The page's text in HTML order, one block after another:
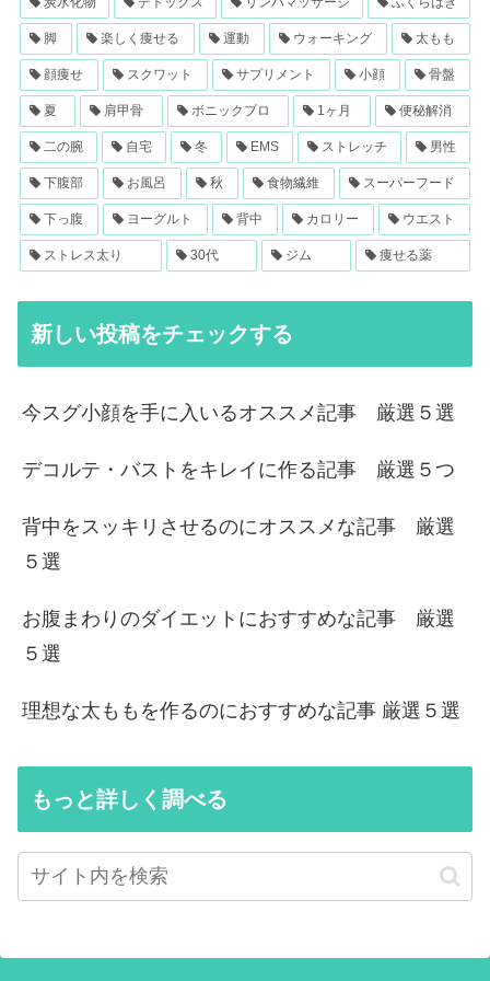
脚 楽しく痩せる 運動 ウォーキング 太もも
顔痩せ スクワット サプリメント 小顔 骨盤
夏 肩甲骨 ボニックプロ 1ヶ月 便秘解消
二の腕 自宅 冬 EMS ストレッチ 男性
下腹部 お風呂 秋 食物繊維 スーパーフード
下っ腹 ヨーグルト 背中 カロリー ウエスト
ストレス太り 30代 ジム 痩せる薬
新しい投稿をチェックする
今スグ小顔を手に入いるオススメ記事 厳選５選
デコルテ・バストをキレイに作る記事 厳選５つ
背中をスッキリさせるのにオススメな記事 厳選
５選
お腹まわりのダイエットにおすすめな記事 厳選
５選
理想な太ももを作るのにおすすめな記事 厳選５選
もっと詳しく調べる